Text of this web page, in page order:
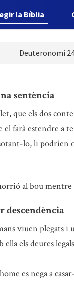
la Bíblia
Deuteronomi 24
sentència
que els dos
el farà estendre a
lo, li podrien
al bou
descendència
viuen plegats i
els deures
es nega a